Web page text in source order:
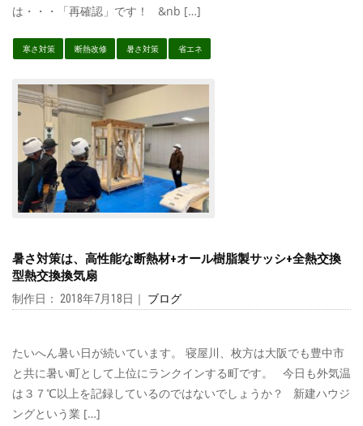
は・・・「再確認」です！ &nb […]
寒さ対策 断熱改修 暑さ対策 省エネ
暑さ対策は、高性能な断熱材+オール樹脂製サッシ+全熱交換
型熱交換換気扇
制作日： 2018年7月18日｜ ブログ
たいへん暑い日が続いています。 寝屋川、枚方は大阪でも豊中市
と共に暑い町として上位にランクインする町です。 今日も外気温
は３７℃以上を記録しているのではないでしょうか？ 新建ハウジ
ングという業 […]